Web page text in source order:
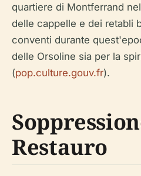
quartiere di Montferrand
delle cappelle e dei retabli
conventi durante
delle Orsoline sia per la
(pop.culture.gouv.fr).
Restauro